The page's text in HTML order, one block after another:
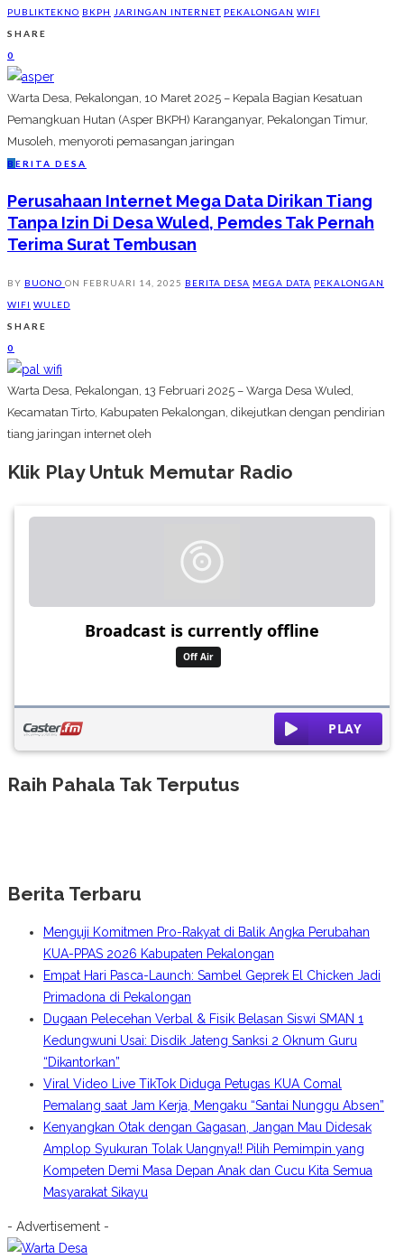
PUBLIKTEKNO BKPH JARINGAN INTERNET PEKALONGAN WIFI
SHARE
0
Warta Desa, Pekalongan, 10 Maret 2025 – Kepala Bagian Kesatuan
Pemangkuan Hutan (Asper BKPH) Karanganyar, Pekalongan Timur,
Musoleh, menyoroti pemasangan jaringan
B ERITA DESA
Perusahaan Internet Mega Data Dirikan Tiang
Tanpa Izin Di Desa Wuled, Pemdes Tak Pernah
Terima Surat Tembusan
BY BUONO ON FEBRUARI 14, 2025 BERITA DESA MEGA DATA PEKALONGAN
WIFI WULED
SHARE
0
Warta Desa, Pekalongan, 13 Februari 2025 – Warga Desa Wuled,
Kecamatan Tirto, Kabupaten Pekalongan, dikejutkan dengan pendirian
tiang jaringan internet oleh
Klik Play Untuk Memutar Radio
Raih Pahala Tak Terputus
Berita Terbaru
Menguji Komitmen Pro-Rakyat di Balik Angka Perubahan
KUA-PPAS 2026 Kabupaten Pekalongan
Empat Hari Pasca-Launch: Sambel Geprek El Chicken Jadi
Primadona di Pekalongan
Dugaan Pelecehan Verbal & Fisik Belasan Siswi SMAN 1
Kedungwuni Usai: Disdik Jateng Sanksi 2 Oknum Guru
“Dikantorkan”
Viral Video Live TikTok Diduga Petugas KUA Comal
Pemalang saat Jam Kerja, Mengaku “Santai Nunggu Absen”
Kenyangkan Otak dengan Gagasan, Jangan Mau Didesak
Amplop Syukuran Tolak Uangnya!! Pilih Pemimpin yang
Kompeten Demi Masa Depan Anak dan Cucu Kita Semua
Masyarakat Sikayu
- Advertisement -